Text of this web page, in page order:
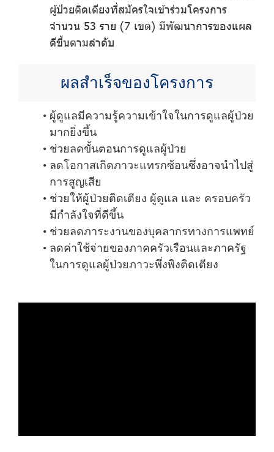
ผู้ป่วยติดเตียงที่สมัครใจเข้าร่วมโครงการ
จำนวน 53 ราย (7 เขต) มีพัฒนาการของแผล
ดีขึ้นตามลำดับ
ผลสำเร็จของโครงการ
ผู้ดูแลมีความรู้ความเข้าใจในการดูแลผู้ป่วย
มากยิ่งขึ้น
ช่วยลดขั้นตอนการดูแลผู้ป่วย
ลดโอกาสเกิดภาวะแทรกซ้อนซึ่งอาจนำไปสู่
การสูญเสีย
ช่วยให้ผู้ป่วยติดเตียง ผู้ดูแล และ ครอบครัว
มีกำลังใจที่ดีขึ้น
ช่วยลดภาระงานของบุคลากรทางการแพทย์
ลดค่าใช้จ่ายของภาคครัวเรือนและภาครัฐ
ในการดูแลผู้ป่วยภาวะพึ่งพิงติดเตียง